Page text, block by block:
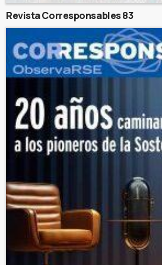
Revista Corresponsables 83